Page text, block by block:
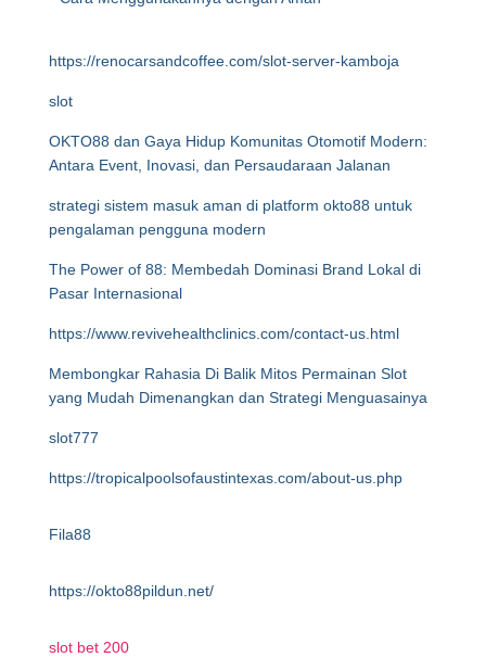
https://renocarsandcoffee.com/slot-server-kamboja
slot
OKTO88 dan Gaya Hidup Komunitas Otomotif Modern:
Antara Event, Inovasi, dan Persaudaraan Jalanan
strategi sistem masuk aman di platform okto88 untuk
pengalaman pengguna modern
The Power of 88: Membedah Dominasi Brand Lokal di
Pasar Internasional
https://www.revivehealthclinics.com/contact-us.html
Membongkar Rahasia Di Balik Mitos Permainan Slot
yang Mudah Dimenangkan dan Strategi Menguasainya
slot777
https://tropicalpoolsofaustintexas.com/about-us.php
Fila88
https://okto88pildun.net/
slot bet 200